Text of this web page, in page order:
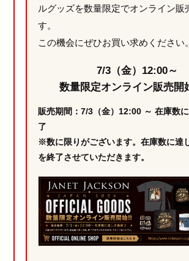
ルグッズを数量限定でオンライン販
す。
この機会にぜひお買い求めください。
7/3（金）12:00～
数量限定オンライン販売開
販売期間：7/3（金）12:00 ～ 在庫数
了
※数に限りがございます。在庫数に達
を終了させていただきます。